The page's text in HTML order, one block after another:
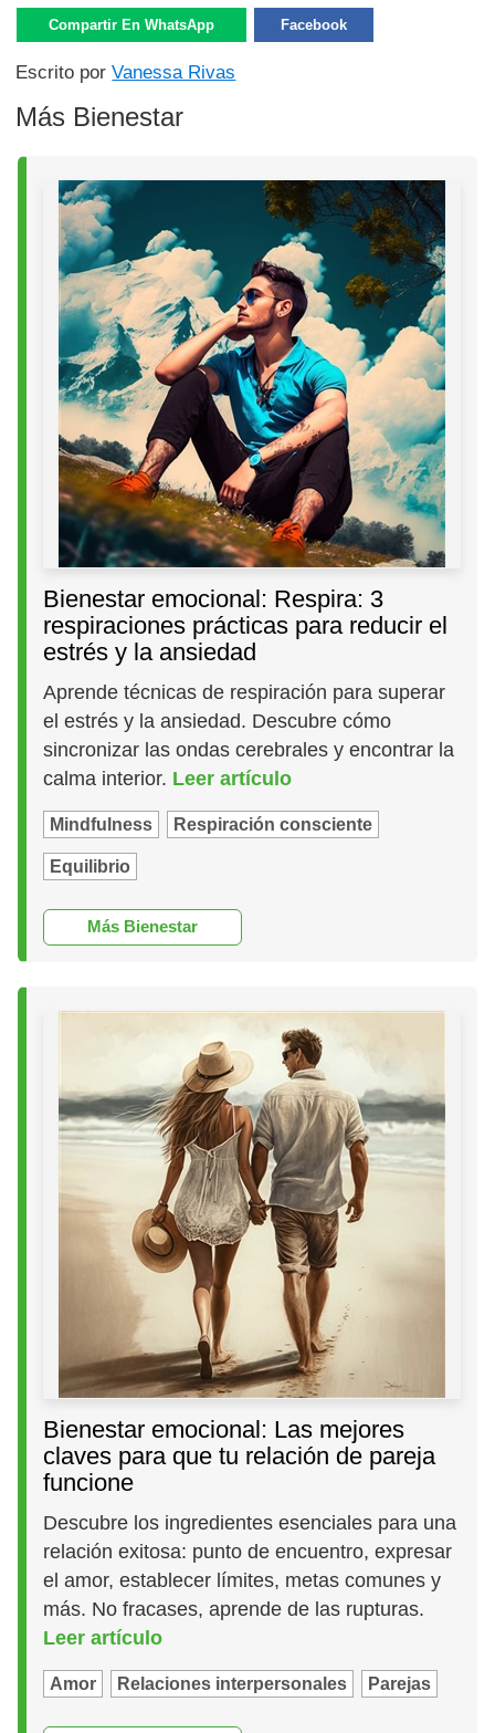
Compartir En WhatsApp Facebook
Escrito porVanessa Rivas
Más Bienestar
Bienestar emocional: Respira: 3
respiraciones prácticas para reducir el
estrés y la ansiedad
Aprende técnicas de respiración para superar
el estrés y la ansiedad. Descubre cómo
sincronizar las ondas cerebrales y encontrar la
calma interior. Leer artículo
Mindfulness Respiración consciente
Equilibrio
Más Bienestar
Bienestar emocional: Las mejores
claves para que tu relación de pareja
funcione
Descubre los ingredientes esenciales para una
relación exitosa: punto de encuentro, expresar
el amor, establecer límites, metas comunes y
más. No fracases, aprende de las rupturas.
Leer artículo
Amor Relaciones interpersonales Parejas